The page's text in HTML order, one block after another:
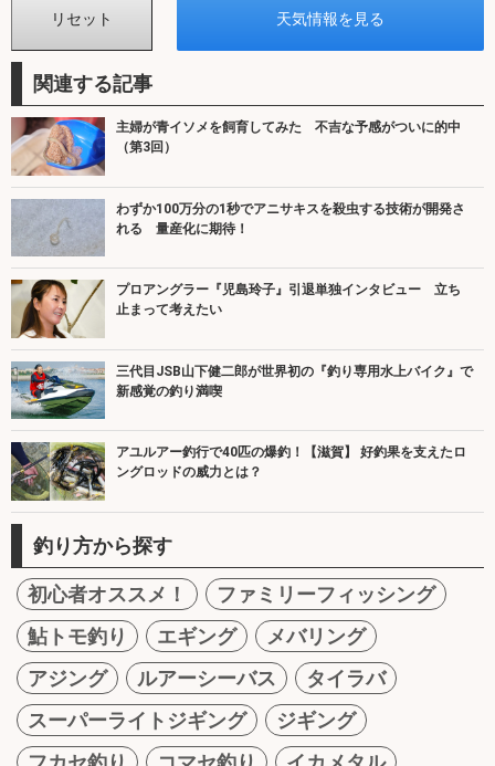
関連する記事
主婦が青イソメを飼育してみた 不吉な予感がついに的中
（第3回）
わずか100万分の1秒でアニサキスを殺虫する技術が開発さ
れる 量産化に期待！
プロアングラー『児島玲子』引退単独インタビュー 立ち
止まって考えたい
三代目JSB山下健二郎が世界初の『釣り専用水上バイク』で
新感覚の釣り満喫
アユルアー釣行で40匹の爆釣！【滋賀】 好釣果を支えたロ
ングロッドの威力とは？
釣り方から探す
初心者オススメ！
ファミリーフィッシング
鮎トモ釣り
エギング
メバリング
アジング
ルアーシーバス
タイラバ
スーパーライトジギング
ジギング